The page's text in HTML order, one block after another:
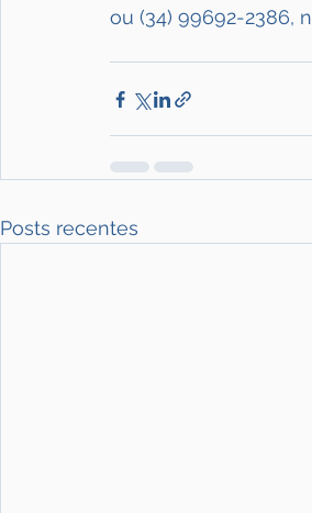
ou (34) 99692-2386,
Posts recentes